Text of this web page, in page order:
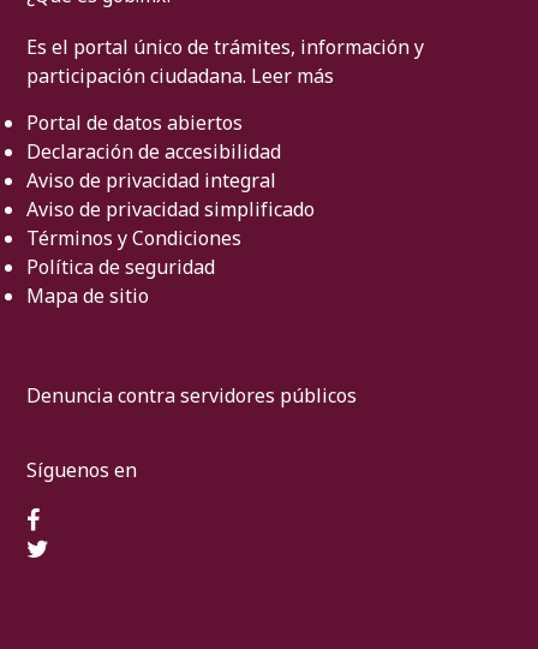
Es el portal único de trámites, información y
participación ciudadana. Leer más
Portal de datos abiertos
Declaración de accesibilidad
Aviso de privacidad integral
Aviso de privacidad simplificado
Términos y Condiciones
Política de seguridad
Mapa de sitio
Denuncia contra servidores públicos
Síguenos en